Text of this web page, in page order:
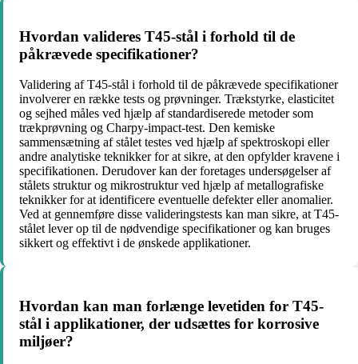
Hvordan valideres T45-stål i forhold til de
påkrævede specifikationer?
Validering af T45-stål i forhold til de påkrævede specifikationer
involverer en række tests og prøvninger. Trækstyrke, elasticitet
og sejhed måles ved hjælp af standardiserede metoder som
trækprøvning og Charpy-impact-test. Den kemiske
sammensætning af stålet testes ved hjælp af spektroskopi eller
andre analytiske teknikker for at sikre, at den opfylder kravene i
specifikationen. Derudover kan der foretages undersøgelser af
stålets struktur og mikrostruktur ved hjælp af metallografiske
teknikker for at identificere eventuelle defekter eller anomalier.
Ved at gennemføre disse valideringstests kan man sikre, at T45-
stålet lever op til de nødvendige specifikationer og kan bruges
sikkert og effektivt i de ønskede applikationer.
Hvordan kan man forlænge levetiden for T45-
stål i applikationer, der udsættes for korrosive
miljøer?